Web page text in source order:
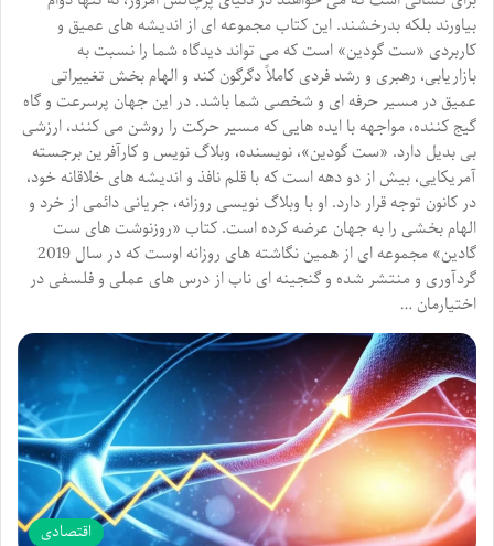
بیاورند بلکه بدرخشند. این کتاب مجموعه ای از اندیشه های عمیق و
کاربردی «ست گودین» است که می تواند دیدگاه شما را نسبت به
بازاریابی، رهبری و رشد فردی کاملاً دگرگون کند و الهام بخش تغییراتی
عمیق در مسیر حرفه ای و شخصی شما باشد. در این جهان پرسرعت و گاه
گیج کننده، مواجهه با ایده هایی که مسیر حرکت را روشن می کنند، ارزشی
بی بدیل دارد. «ست گودین»، نویسنده، وبلاگ نویس و کارآفرین برجسته
آمریکایی، بیش از دو دهه است که با قلم نافذ و اندیشه های خلاقانه خود،
در کانون توجه قرار دارد. او با وبلاگ نویسی روزانه، جریانی دائمی از خرد و
الهام بخشی را به جهان عرضه کرده است. کتاب «روزنوشت های ست
گادین» مجموعه ای از همین نگاشته های روزانه اوست که در سال 2019
گردآوری و منتشر شده و گنجینه ای ناب از درس های عملی و فلسفی در
اختیارمان …
اقتصادی